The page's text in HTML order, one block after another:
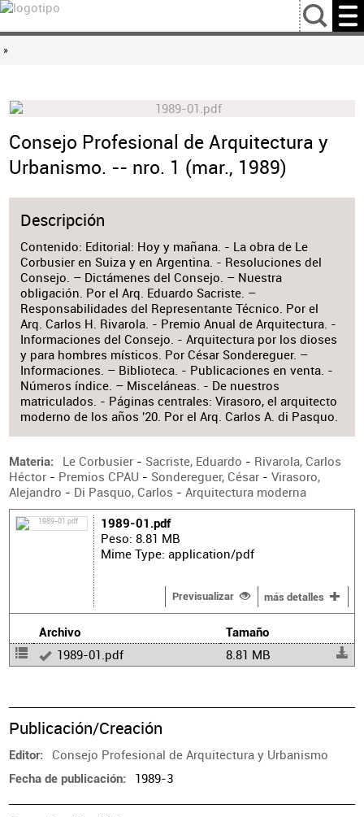
…
»
Consejo Profesional de Arquitectura y
Urbanismo. -- nro. 1 (mar., 1989)
Descripción
Contenido: Editorial: Hoy y mañana. - La obra de Le
Corbusier en Suiza y en Argentina. - Resoluciones del
Consejo. – Dictámenes del Consejo. – Nuestra
obligación. Por el Arq. Eduardo Sacriste. –
Responsabilidades del Representante Técnico. Por el
Arq. Carlos H. Rivarola. - Premio Anual de Arquitectura. -
Informaciones del Consejo. - Arquitectura por los dioses
y para hombres místicos. Por César Sondereguer. –
Informaciones. – Biblioteca. - Publicaciones en venta. -
Números índice. – Misceláneas. - De nuestros
matriculados. - Páginas centrales: Virasoro, el arquitecto
moderno de los años '20. Por el Arq. Carlos A. di Pasquo.
Materia Le Corbusier - Sacriste, Eduardo - Rivarola, Carlos
Héctor- Premios CPAU - Sondereguer, César- Virasoro,
Alejandro - Di Pasquo, Carlos - Arquitectura moderna
1989-01.pdf
Peso: 8.81 MB
Mime Type: application/pdf
Previsualizar más detalles
Archivo Tamaño
1989-01.pdf 8.81 MB
Publicación/Creación
Editor Consejo Profesional de Arquitectura y Urbanismo
Fecha de publicación 1989-3